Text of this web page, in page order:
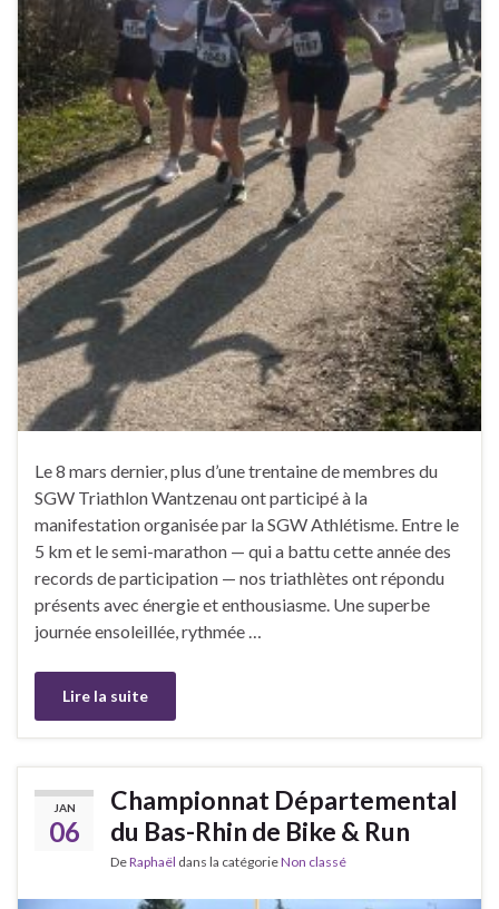
Le 8 mars dernier, plus d’une trentaine de membres du
SGW Triathlon Wantzenau ont participé à la
manifestation organisée par la SGW Athlétisme. Entre le
5 km et le semi-marathon — qui a battu cette année des
records de participation — nos triathlètes ont répondu
présents avec énergie et enthousiasme. Une superbe
journée ensoleillée, rythmée …
Lire la suite
JAN
06
Championnat Départemental
du Bas-Rhin de Bike & Run
DeRaphaël dans la catégorieNon classé